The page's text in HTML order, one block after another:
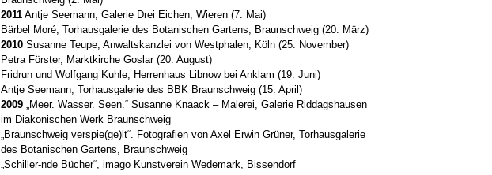
2011 Antje Seemann, Galerie Drei Eichen, Wieren (7. Mai)
Bärbel Moré, Torhausgalerie des Botanischen Gartens, Braunschweig (20. März)
2010 Susanne Teupe, Anwaltskanzlei von Westphalen, Köln (25. November)
Petra Förster, Marktkirche Goslar (20. August)
Fridrun und Wolfgang Kuhle, Herrenhaus Libnow bei Anklam (19. Juni)
Antje Seemann, Torhausgalerie des BBK Braunschweig (15. April)
2009 „Meer. Wasser. Seen.“ Susanne Knaack – Malerei, Galerie Riddagshausen
im Diakonischen Werk Braunschweig
„Braunschweig verspie(ge)lt“. Fotografien von Axel Erwin Grüner, Torhausgalerie
des Botanischen Gartens, Braunschweig
„Schiller-nde Bücher“, imago Kunstverein Wedemark, Bissendorf